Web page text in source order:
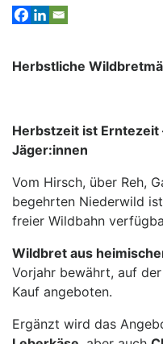
Herbstliche
Herbstzeit ist Erntezeit
Jäger:innen
Vom Hirsch, über Reh,
begehrten Niederwild
freier Wildbahn
Wildbret aus
Vorjahr bewährt, auf der
Kauf angeboten.
Ergänzt wird das